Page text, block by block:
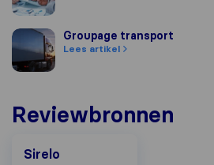
Groupage transport
Groupage transport
Lees artikel
Reviewbronnen
Sirelo